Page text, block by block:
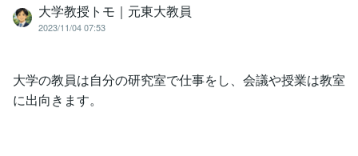
大学教授トモ｜元東大教員
2023/11/04 07:53
大学の教員は自分の研究室で仕事をし、会議や授業は教室
に出向きます。